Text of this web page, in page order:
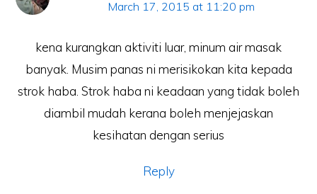
March 17, 2015 at 11:20 pm
kena kurangkan aktiviti luar, minum air masak
banyak. Musim panas ni merisikokan kita kepada
strok haba. Strok haba ni keadaan yang tidak boleh
diambil mudah kerana boleh menjejaskan
kesihatan dengan serius
Reply